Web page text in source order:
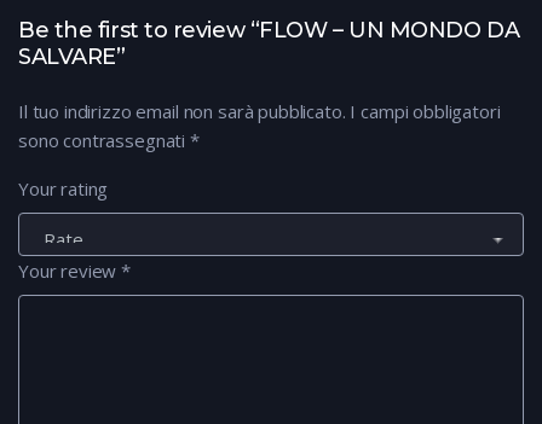
Be the first to review “FLOW – UN MONDO DA
SALVARE”
Il tuo indirizzo email non sarà pubblicato. I campi obbligatori
sono contrassegnati *
Your rating
Your review*